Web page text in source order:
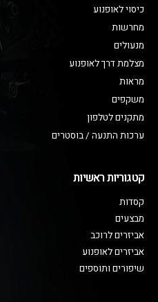
כיסוי לאופנוע
מחרשות
מנעולים
מצלמת דרך לאופנוע
מראות
משקפים
מתקנים לטלפון
ערכות התנעה / בוסטרים
קטגוריות ראשיות
קסדות
מבצעים
אביזרים לרוכב
אביזרים לאופנוע
שיפורים ותוספים